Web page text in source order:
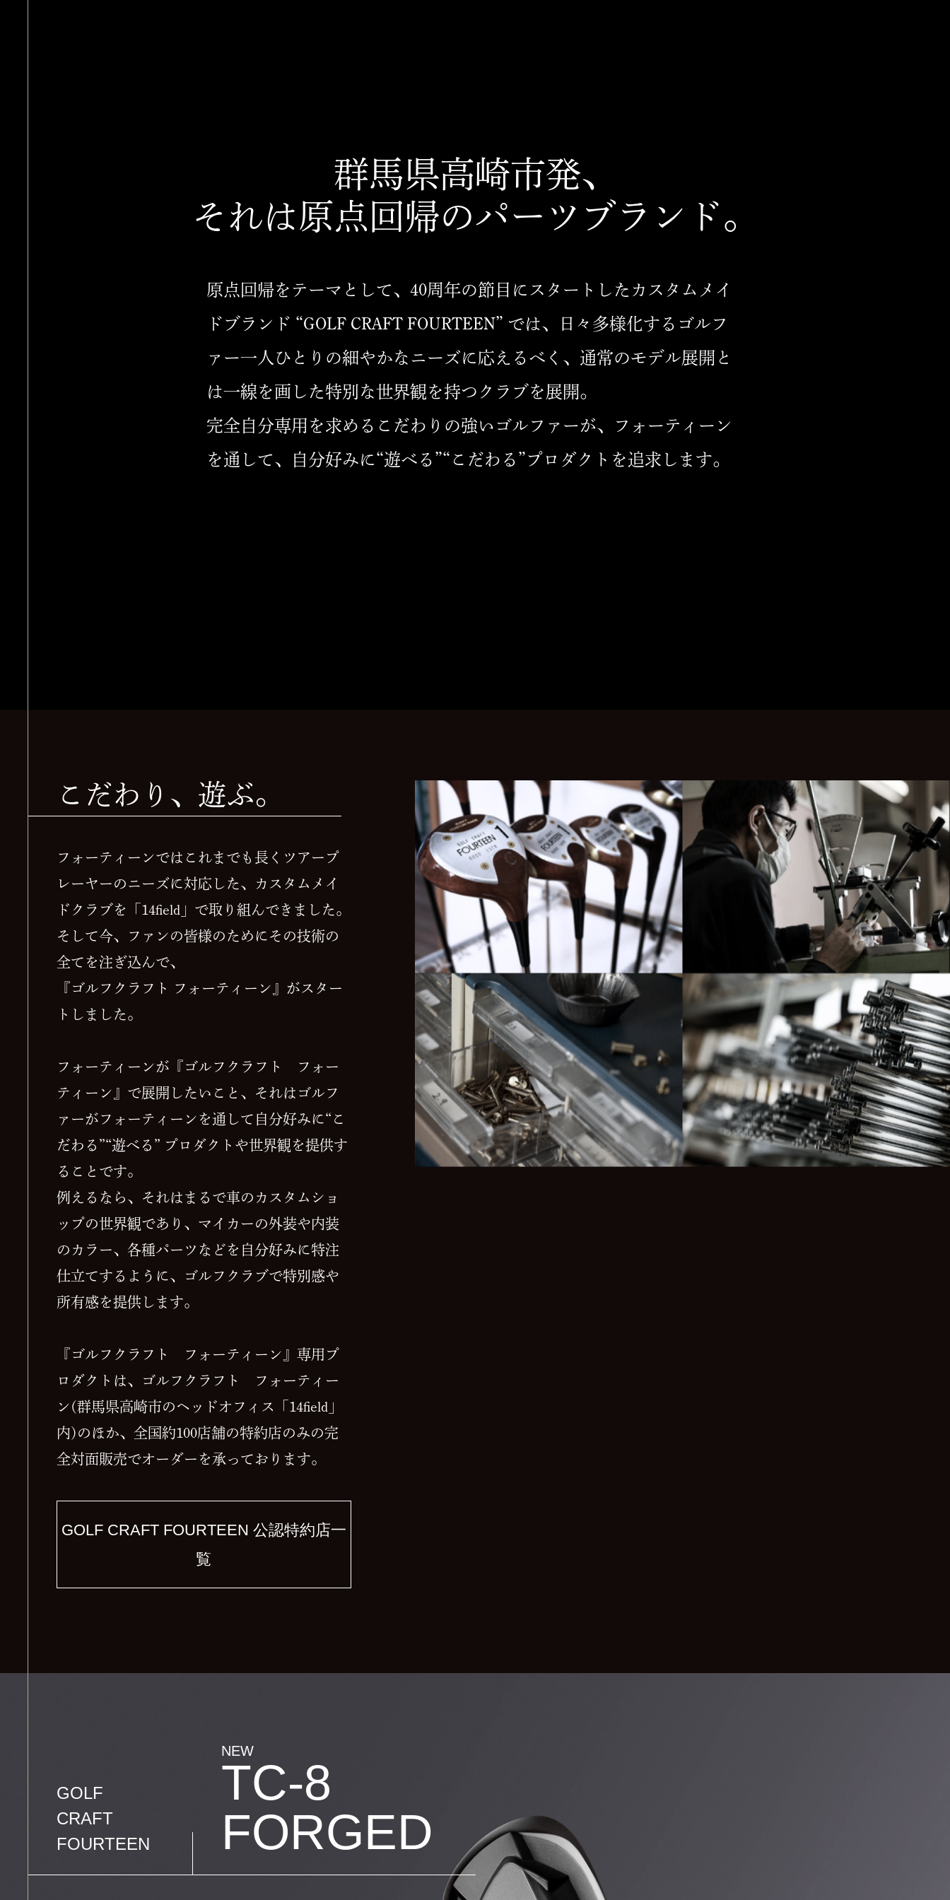
群馬県高崎市発、
それは原点回帰のパーツブランド。
原点回帰をテーマとして、40周年の節目にスタートしたカスタムメイ
ドブランド “GOLF CRAFT FOURTEEN” では、日々多様化するゴルフ
ァー一人ひとりの細やかなニーズに応えるべく、通常のモデル展開と
は一線を画した特別な世界観を持つクラブを展開。
完全自分専用を求めるこだわりの強いゴルファーが、フォーティーン
を通して、自分好みに“遊べる”“こだわる”プロダクトを追求します。
こだわり、遊ぶ。
フォーティーンではこれまでも長くツアープ
レーヤーのニーズに対応した、カスタムメイ
ドクラブを「14field」で取り組んできました。
そして今、ファンの皆様のためにその技術の
全てを注ぎ込んで、
『ゴルフクラフト フォーティーン』がスター
トしました。
フォーティーンが『ゴルフクラフト フォー
ティーン』で展開したいこと、それはゴルフ
ァーがフォーティーンを通して自分好みに“こ
だわる”“遊べる” プロダクトや世界観を提供す
ることです。
例えるなら、それはまるで車のカスタムショ
ップの世界観であり、マイカーの外装や内装
のカラー、各種パーツなどを自分好みに特注
仕立てするように、ゴルフクラブで特別感や
所有感を提供します。
『ゴルフクラフト フォーティーン』専用プ
ロダクトは、ゴルフクラフト フォーティー
ン(群馬県高崎市のヘッドオフィス「14field」
内)のほか、全国約100店舗の特約店のみの完
全対面販売でオーダーを承っております。
GOLF CRAFT FOURTEEN 公認特約店一
覧
GOLF
CRAFT
FOURTEEN
NEW
TC-8
FORGED